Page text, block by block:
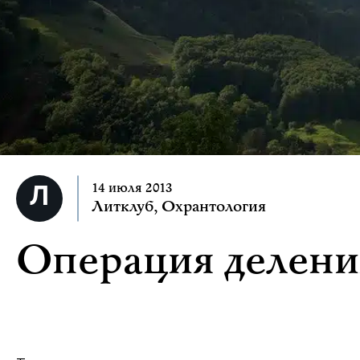
14 июля 2013
Литклуб, Охрантология
Операция